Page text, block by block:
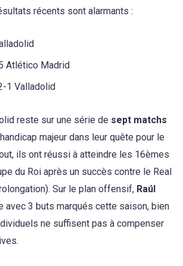
récents sont alarmants :
Atlético Madrid
1 Valladolid
reste sur une série de sept matchs
majeur dans leur quête pour le
ils ont réussi à atteindre les 16èmes
du Roi après un succès contre le Real
Sur le plan offensif, Raúl
avec 3 buts marqués cette saison, bien
ne suffisent pas à compenser